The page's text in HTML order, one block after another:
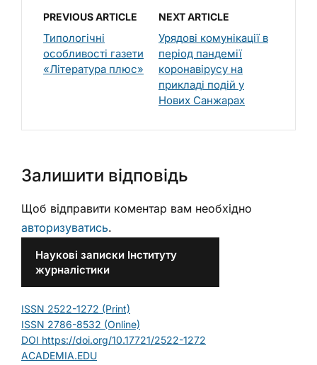
PREVIOUS ARTICLE
Типологічні
особливості газети
«Література плюс»
NEXT ARTICLE
Урядові комунікації в
період пандемії
коронавірусу на
прикладі подій у
Нових Санжарах
Залишити відповідь
Щоб відправити коментар вам необхідно
авторизуватись.
Наукові записки Інституту
журналістики
ISSN 2522-1272 (Print)
ISSN 2786-8532 (Online)
DOI https://doi.org/10.17721/2522-1272
ACADEMIA.EDU